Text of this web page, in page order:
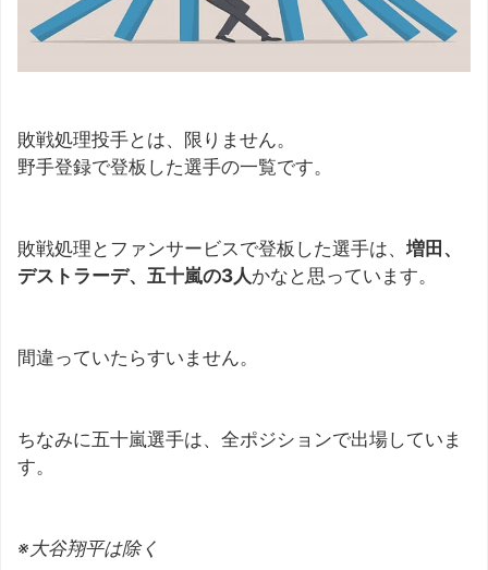
敗戦処理投手とは、限りません。
野手登録で登板した選手の一覧です。
敗戦処理とファンサービスで登板した選手は、 増田、
デストラーデ、五十嵐の3人かなと思っています。
間違っていたらすいません。
ちなみに五十嵐選手は、全ポジションで出場していま
す。
※大谷翔平は除く